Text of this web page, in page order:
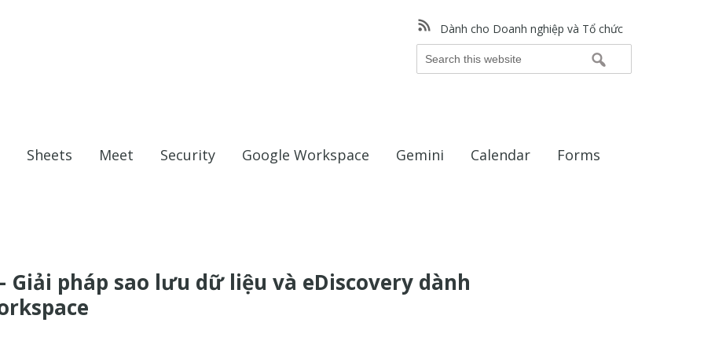
Dành cho Doanh nghiệp và Tổ chức
Search
this
Sheets Meet Security Google Workspace Gemini Calendar Forms
Giải pháp sao lưu dữ liệu và eDiscovery dành